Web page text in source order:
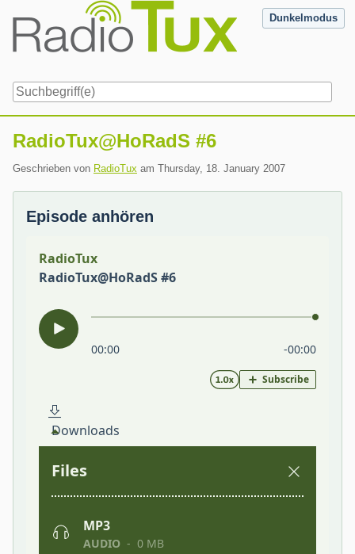
content
Dunkelmodus
RadioTux@HoRadS #6
Geschrieben von RadioTux am Thursday, 18. January 2007
Episode anhören